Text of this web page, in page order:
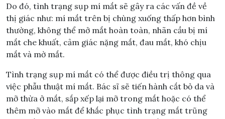
Do đó, tình trạng sụp mí mắt sẽ gây ra các vấn đề về
thị giác như: mí mắt trên bị chùng xuống thấp hơn bình
thường, không thể mở mắt hoàn toàn, nhãn cầu bị mí
mắt che khuất, cảm giác nặng mắt, đau mắt, khó chịu
mắt và mờ mắt.
Tình trạng sụp mí mắt có thể được điều trị thông qua
việc phẫu thuật mí mắt. Bác sĩ sẽ tiến hành cắt bỏ da và
mỡ thừa ở mắt, sắp xếp lại mỡ trong mắt hoặc có thể
thêm mỡ vào mắt để khắc phục tình trạng mắt trũng